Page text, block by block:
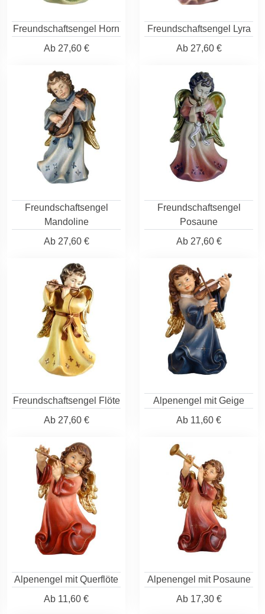
Freundschaftsengel Horn
Ab27,60 €
Freundschaftsengel Lyra
Ab27,60 €
Freundschaftsengel
Mandoline
Ab27,60 €
Freundschaftsengel
Posaune
Ab27,60 €
Freundschaftsengel Flöte
Ab27,60 €
Alpenengel mit Geige
Ab 11,60 €
Alpenengel mit Querflöte
Ab 11,60 €
Alpenengel mit Posaune
Ab17,30 €